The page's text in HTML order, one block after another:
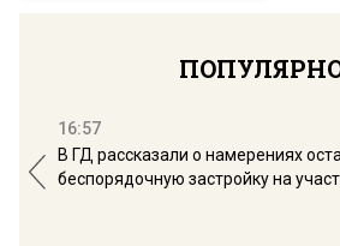
16:57
В ГД рассказали о намерениях
беспорядочную застройку на